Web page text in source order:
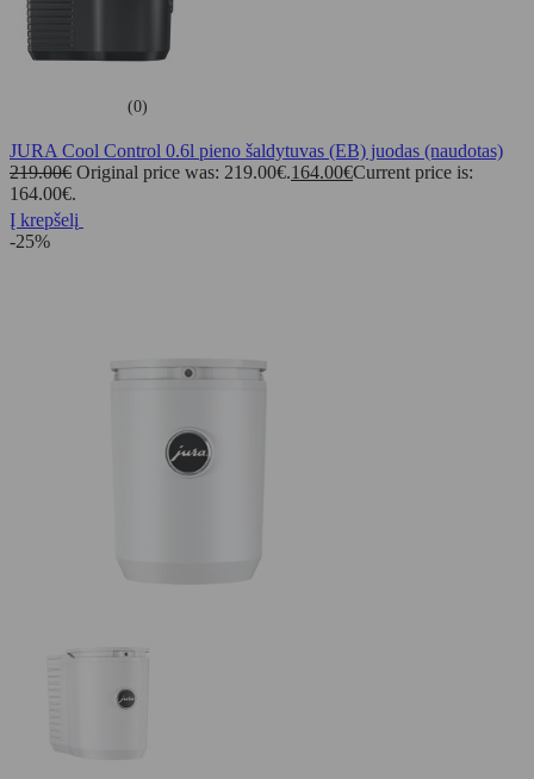
(0)
JURA Cool Control 0.6l pieno šaldytuvas (EB) juodas (naudotas)
219.00€ Original price was: 219.00€.164.00€Current price is:
164.00€.
Į krepšelį
-25%